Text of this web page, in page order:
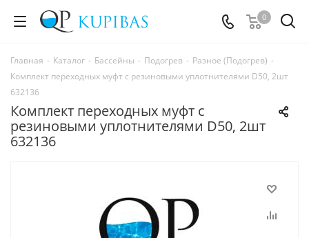
0
Главная - Каталог - Бассейны - Подогрев - Разное (Подогрев) -
Комплект переходных муфт с резиновыми уплотнителями D50, 2шт
632136
Комплект переходных муфт с
резиновыми уплотнителями D50, 2шт
632136